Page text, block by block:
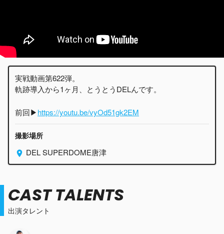
実戦動画第622弾。
軌跡導入から1ヶ月、とうとうDELんです。
前回▶︎https://youtu.be/vyOd51gk2EM
撮影場所
DEL SUPERDOME唐津
出演タレント
CAST TALENTS